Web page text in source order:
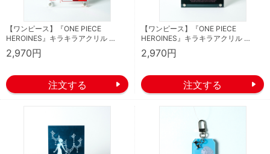
【ワンピース】『ONE PIECE
HEROINES』キラキラアクリル …
2,970円
【ワンピース】『ONE PIECE
HEROINES』キラキラアクリル …
2,970円